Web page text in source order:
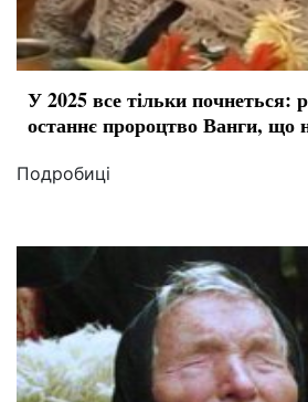
У 2025 все тільки почнеться:
останнє пророцтво Ванги, що
Подробиці